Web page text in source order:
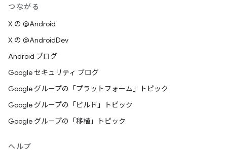
つながる
X の @Android
X の @AndroidDev
Android ブログ
Google セキュリティ ブログ
Google グループの「プラットフォーム」トピック
Google グループの「ビルド」トピック
Google グループの「移植」トピック
ヘルプ